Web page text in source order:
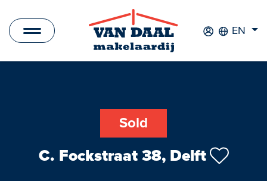
EN
Sold
C. Fockstraat 38, Delft